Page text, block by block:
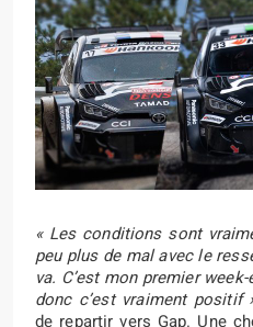
« Les conditions sont
peu plus de mal avec le
va. C’est mon premier
donc c’est vraiment positif
de repartir vers Gap. Une